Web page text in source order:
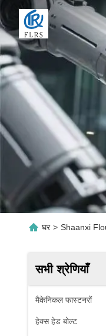
घर > Shaanxi
सभी श्रेणियाँ
मैकेनिकल फास्टनरों
हेक्स हेड बोल्ट